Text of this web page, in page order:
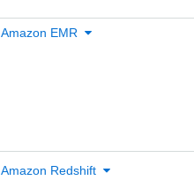
Amazon EMR
Amazon Redshift